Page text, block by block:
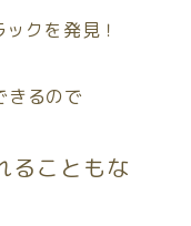
クを発見！
きるので
ることもな